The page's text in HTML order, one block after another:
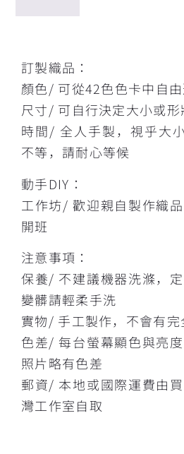
訂製織品：
顏色/ 可從42色色卡中自
尺寸/ 可自行決定大小或形
時間/ 全人手製，視乎大
不等，請耐心等候
動手DIY：
工作坊/ 歡迎親自製作織
開班
注意事項：
保養/ 不建議機器洗滌，
變髒請輕柔手洗
實物/ 手工製作，不會有完
色差/ 每台螢幕顯色與亮
照片略有色差
郵資/ 本地或國際運費由
灣工作室自取